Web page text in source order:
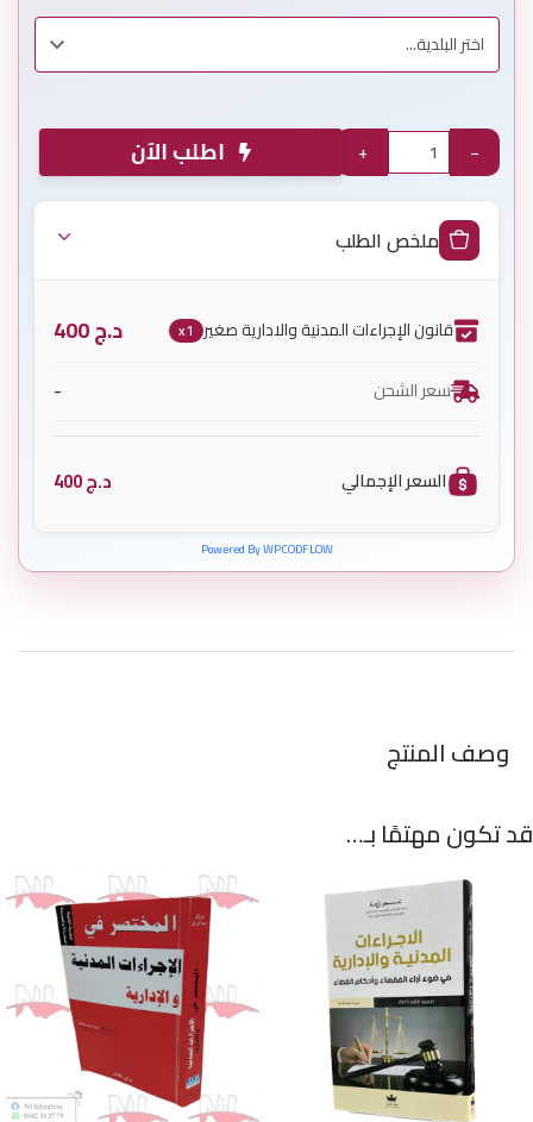
−
+ اطلب الآن
ملخص الطلب
قانون الإجراءات المدنية والادارية صغير x1 د.ج
سعر الشحن -
السعر الإجمالي د.ج
Powered By WPCODFLOW
وصف المنتج
قد تكون مهتمًا بـ…